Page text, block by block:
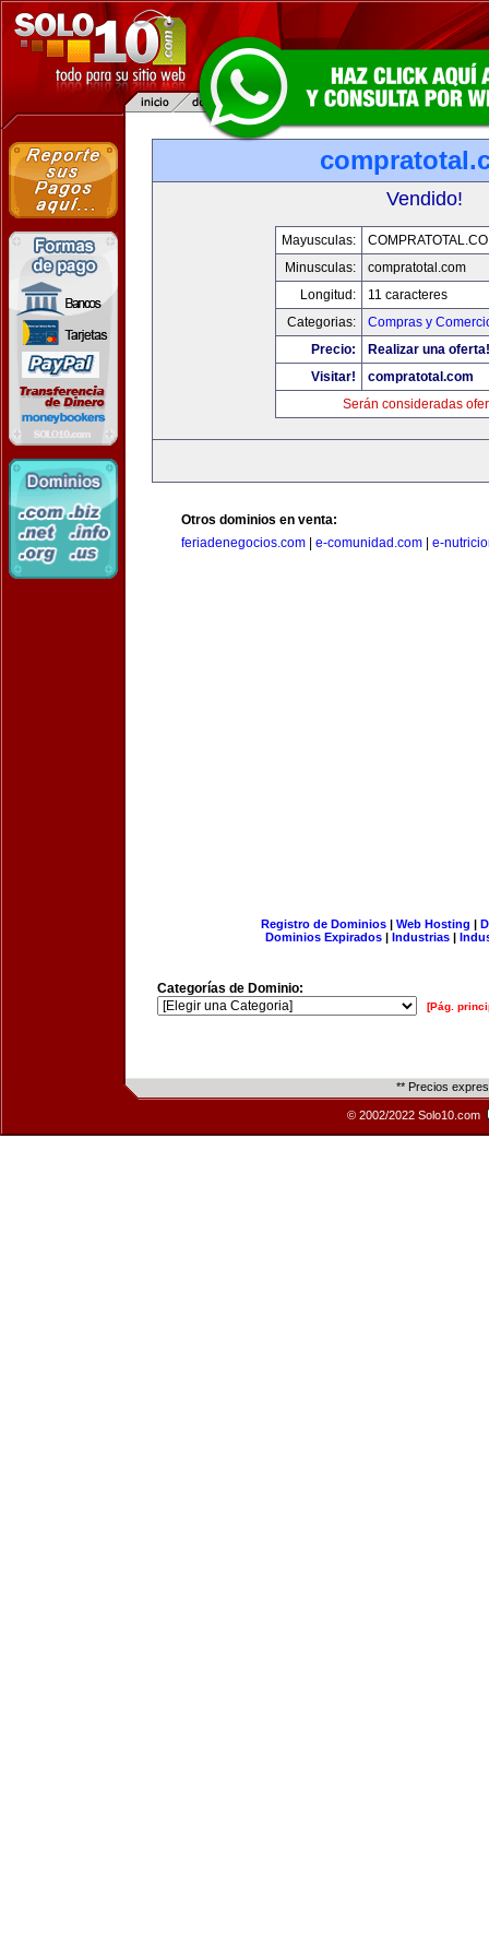
Vendido!
Mayusculas:
Minusculas:
compratotal.com
Longitud:
11 caracteres
Categorias:
Compras y
Precio:
Realizar una oferta!
Visitar!
compratotal.com
Serán consideradas
Otros dominios en venta:
feriadenegocios.com
e-comunidad.com e-
Registro de Dominios| Web Hosting |
Dominios Expirados | Industrias |
Categorías de Dominio:
[Pág.
** Precios
© 2002/2022 Solo10.com